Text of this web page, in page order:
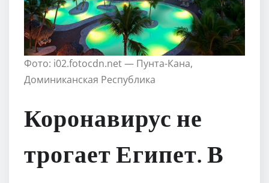
Фото: i02.fotocdn.net — Пунта-Кана,
Доминиканская Республика
Коронавирус не
трогает Египет. В